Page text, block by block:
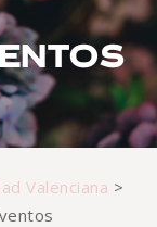
Valenciana >